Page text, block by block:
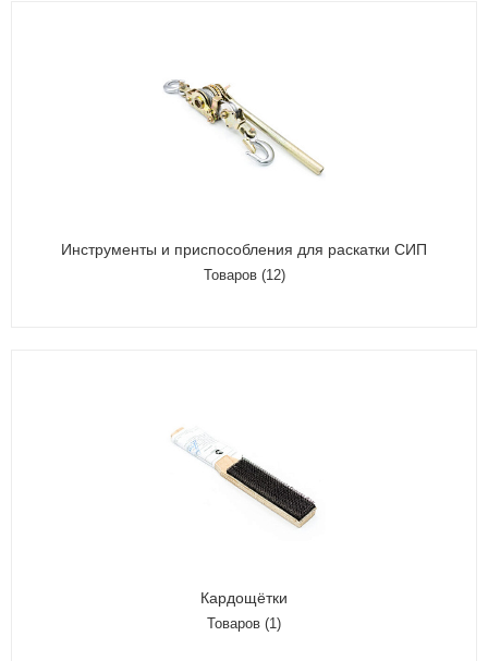
Инструменты и приспособления для раскатки СИП
Товаров (12)
Кардощётки
Товаров (1)